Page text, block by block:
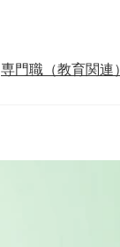
専門職（教育関連）